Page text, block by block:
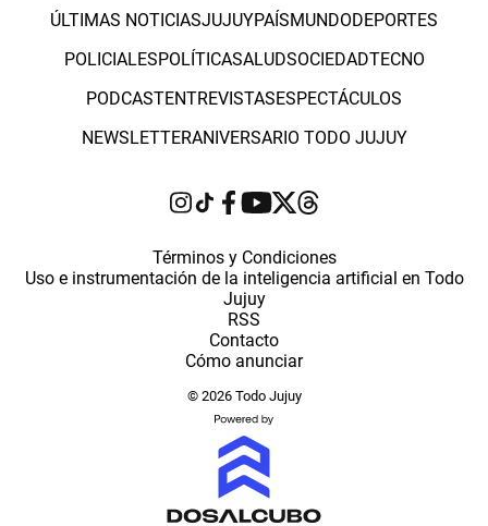
ÚLTIMAS NOTICIASJUJUYPAÍSMUNDODEPORTES
POLICIALESPOLÍTICASALUDSOCIEDADTECNO
PODCASTENTREVISTASESPECTÁCULOS
NEWSLETTERANIVERSARIO TODO JUJUY
Términos y Condiciones
Uso e instrumentación de la inteligencia artificial en Todo
Jujuy
RSS
Contacto
Cómo anunciar
© 2026 Todo Jujuy